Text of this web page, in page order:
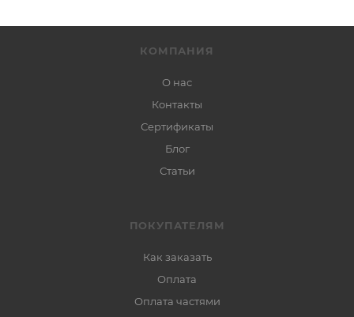
КОМПАНИЯ
О нас
Контакты
Сертификаты
Блог
Статьи
ПОКУПАТЕЛЯМ
Как заказать
Оплата
Оплата частями